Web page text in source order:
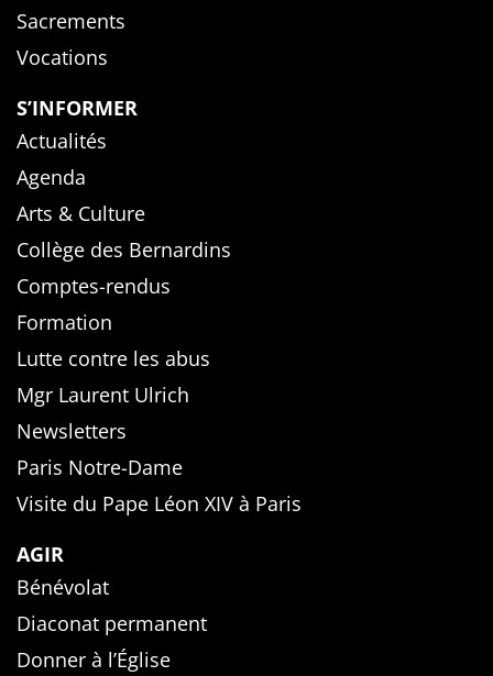
Sacrements
Vocations
S’INFORMER
Actualités
Agenda
Arts & Culture
Collège des Bernardins
Comptes-rendus
Formation
Lutte contre les abus
Mgr Laurent Ulrich
Newsletters
Paris Notre-Dame
Visite du Pape Léon XIV à Paris
AGIR
Bénévolat
Diaconat permanent
Donner à l’Église